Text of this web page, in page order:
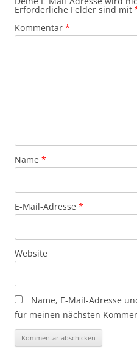
Erforderliche Felder sind mit
Kommentar *
Name *
E-Mail-Adresse *
Website
Name, E-Mail-Adresse
für meinen nächsten